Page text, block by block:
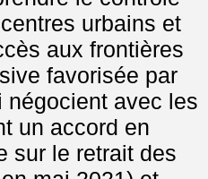
urbains et
aux frontières
favorisée par
négocient avec les
un accord en
sur le retrait des